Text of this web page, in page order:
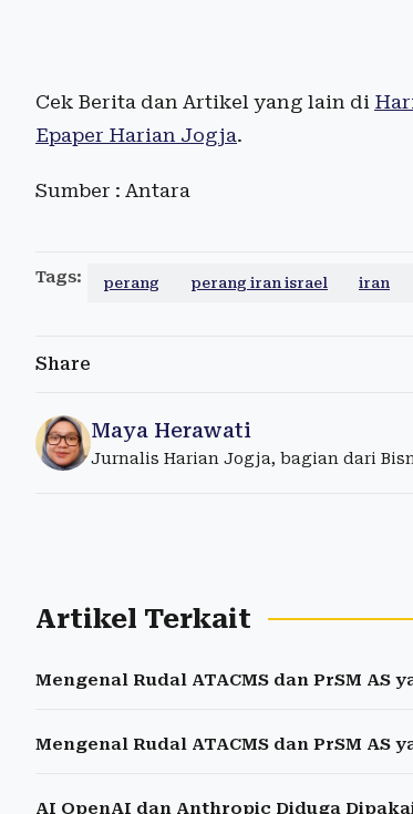
Cek Berita dan Artikel yang lain di
Epaper Harian Jogja.
Sumber : Antara
Tags: perang perang iran israel iran
Share
Maya Herawati
Jurnalis Harian Jogja, bagian dari
Artikel Terkait
Mengenal Rudal ATACMS dan PrSM AS
Mengenal Rudal ATACMS dan PrSM AS
AI OpenAI dan Anthropic Diduga